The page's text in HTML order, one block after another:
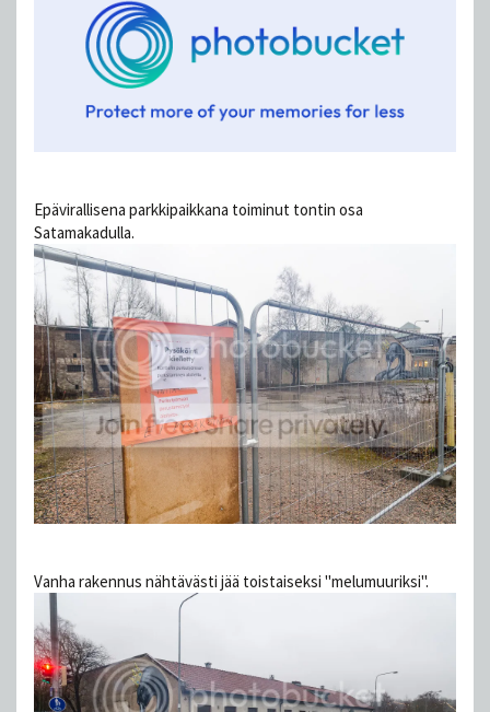
Epävirallisena parkkipaikkana toiminut tontin osa
Satamakadulla.
Vanha rakennus nähtävästi jää toistaiseksi "melumuuriksi".